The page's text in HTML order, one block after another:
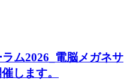
ム2026_電脳メガネサ
します。